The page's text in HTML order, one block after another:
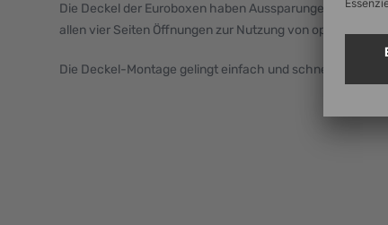
Die Deckel der Euroboxen haben Aussparungen für die
allen vier Seiten Öffnungen zur Nutzung von optionalen
Die Deckel-Montage gelingt einfach und schnell.